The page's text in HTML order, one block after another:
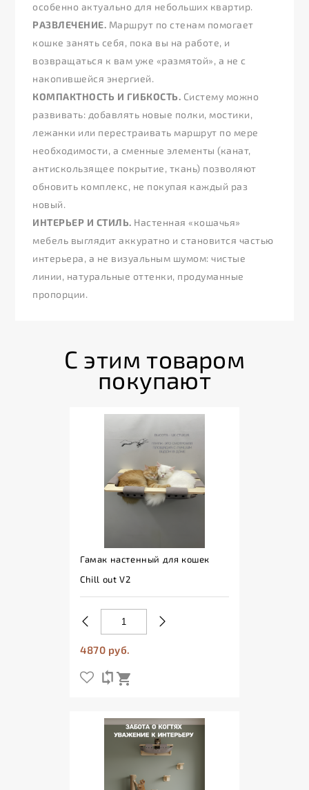
особенно актуально для небольших квартир.
РАЗВЛЕЧЕНИЕ. Маршрут по стенам помогает
кошке занять себя, пока вы на работе, и
возвращаться к вам уже «размятой», а не с
накопившейся энергией.
КОМПАКТНОСТЬ И ГИБКОСТЬ. Систему можно
развивать: добавлять новые полки, мостики,
лежанки или перестраивать маршрут по мере
необходимости, а сменные элементы (канат,
антискользящее покрытие, ткань) позволяют
обновить комплекс, не покупая каждый раз
новый.
ИНТЕРЬЕР И СТИЛЬ. Настенная «кошачья»
мебель выглядит аккуратно и становится частью
интерьера, а не визуальным шумом: чистые
линии, натуральные оттенки, продуманные
пропорции.
С этим товаром
покупают
Гамак настенный для кошек
Chill out V2
4870 руб.